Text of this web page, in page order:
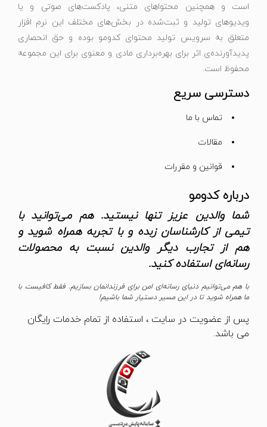
است و همچنین محتواهای متنی، پادکست‌های صوتی و یا
ویدیوهای تولید و ثبت‌شده در بخش‌های مختلف این نرم افزار
متعلق به سرویس تولید محتوای کدومو بوده و حق انحصاری
پدیدآورنده‌ی اثر برای بهره‌برداری مادی و معنوی برای این مجموعه
محفوظ است.
دسترسی سریع
تماس با ما
مقالات
قوانین و مقررات
درباره کدومو
شما والدین عزیز تنها نیستید. هم می‌توانید با
تیمی از کارشناسان زبده و با تجربه همراه شوید و
هم از تجارب دیگر والدین نسبت به محصولات
رسانه‌ای استفاده کنید.
با هم می‌توانیم دنیای رسانه‌ای امن برای فرزندانمان بسازیم. فقط کافیست با
ما همراه شوید تا در این مسیر دستیار شما باشیم!
پس از عضویت در سایت ، استفاده از تمام خدمات رایگان
می باشد.